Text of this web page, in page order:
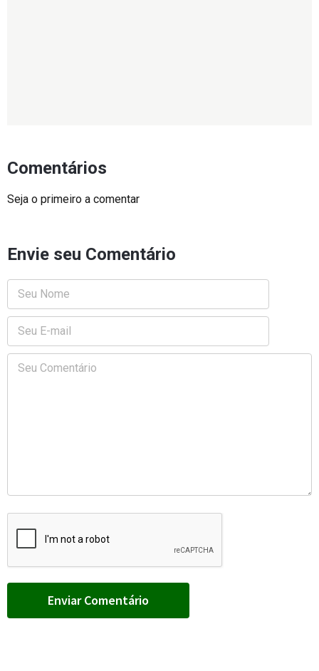
Comentários
Seja o primeiro a comentar
Envie seu Comentário